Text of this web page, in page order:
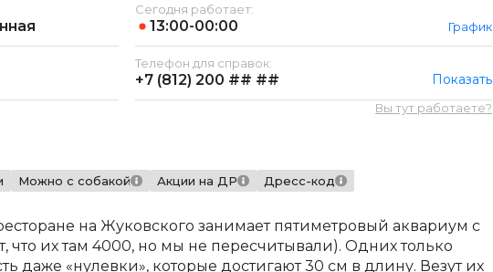
Сегодня работает:
13:00-00:00 График
Телефон для справок:
+7 (812) 200 ## ## Показать
Вы тут работаете?
Можно с собакой Акции на ДР
Дресс-код
на Жуковского занимает пятиметровый аквариум с
их там 4000, но мы не пересчитывали). Одних только
даже «нулевки», которые достигают 30 см в длину. Везут их